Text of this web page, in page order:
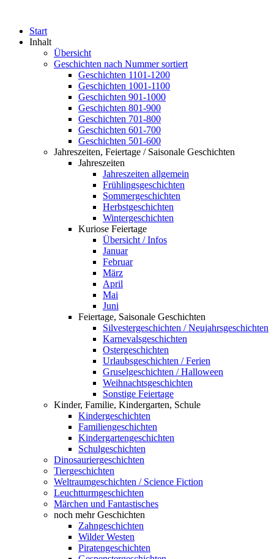
Start
Inhalt
Übersicht
Geschichten nach Nummer sortiert
Geschichten 1101-1200
Geschichten 1001-1100
Geschichten 901-1000
Geschichten 801-900
Geschichten 701-800
Geschichten 601-700
Geschichten 501-600
Jahreszeiten, Feiertage / Saisonale Geschichten
Jahreszeiten
Jahreszeiten allgemein
Frühlingsgeschichten
Sommergeschichten
Herbstgeschichten
Wintergeschichten
Kuriose Feiertage
Übersicht / Infos
Januar
Februar
März
April
Mai
Juni
Feiertage, Saisonale Geschichten
Silvestergeschichten / Neujahrsgeschichten
Karnevalsgeschichten
Ostergeschichten
Urlaubsgeschichten / Ferien
Gruselgeschichten / Halloween
Weihnachtsgeschichten
Sonstige Feiertage
Kinder, Familie, Kindergarten, Schule
Kindergeschichten
Familiengeschichten
Kindergartengeschichten
Schulgeschichten
Dinosauriergeschichten
Tiergeschichten
Weltraumgeschichten / Science Fiction
Leuchtturmgeschichten
Märchen und Fantastisches
noch mehr Geschichten
Zahngeschichten
Wilder Westen
Piratengeschichten